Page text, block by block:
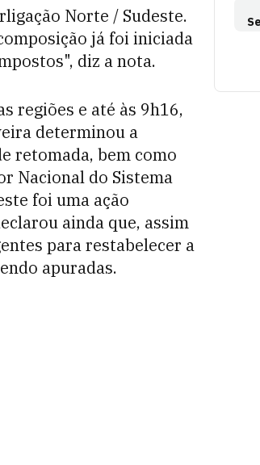
Norte / Sudeste.
já foi iniciada
diz a nota.
regiões e até às 9h16,
determinou a
retomada, bem como
Nacional do Sistema
foi uma ação
ainda que, assim
para restabelecer a
apuradas.